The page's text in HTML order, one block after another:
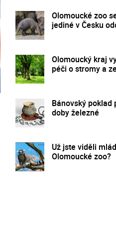
Olomoucké zoo
jediné v Česku
Olomoucký kraj
péči o stromy a
Bánovský poklad
doby železné
Už jste viděli
Olomoucké zoo?